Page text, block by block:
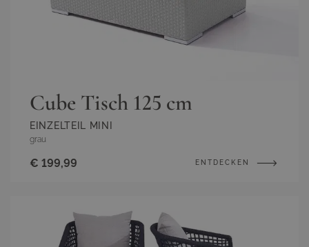
Cube Tisch 125 cm
EINZELTEIL MINI
grau
€ 199,99 ENTDECKEN